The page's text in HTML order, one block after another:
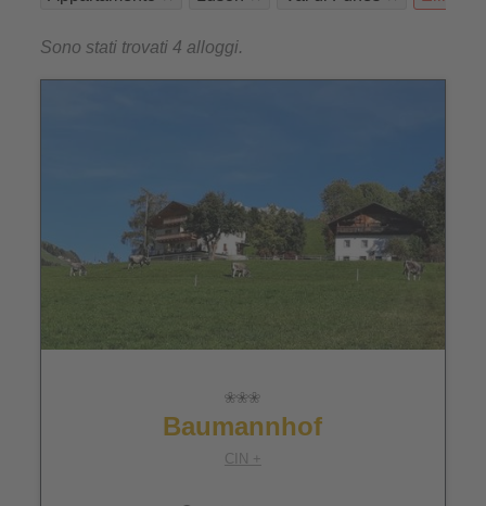
Sono stati trovati 4 alloggi.
Baumannhof
CIN +